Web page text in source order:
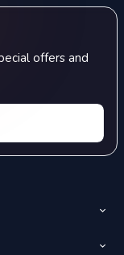
offers and